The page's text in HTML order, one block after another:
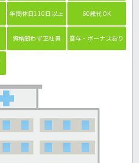
年間休日110日以上 60歳代OK
資格問わず正社員 賞与・ボーナスあり